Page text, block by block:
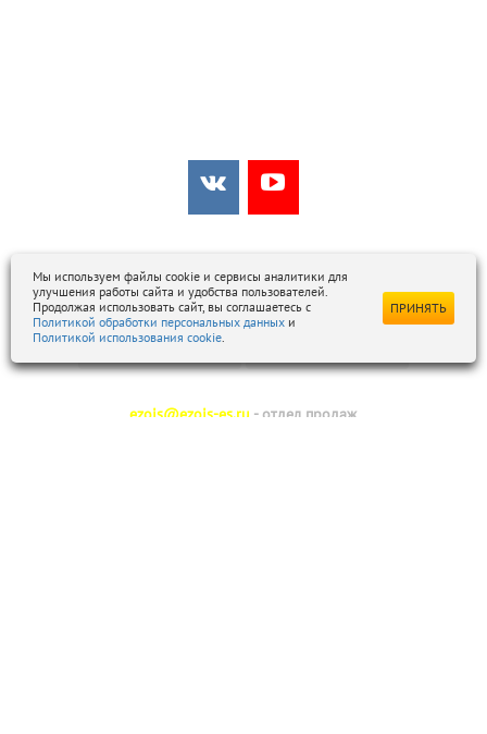
ezois@ezois-es.ru - отдел продаж
Мы используем файлы cookie и сервисы аналитики для
улучшения работы сайта и удобства пользователей.
Продолжая использовать сайт, вы соглашаетесь с
Политикой обработки персональных данных и
Политикой использования cookie.
ПРИНЯТЬ